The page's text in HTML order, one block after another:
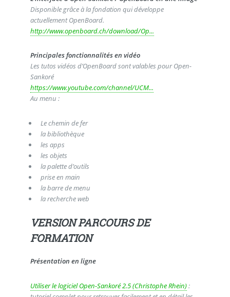
Disponible grâce à la fondation qui développe
actuellement OpenBoard.
http://www.openboard.ch/download/Op...
Principales fonctionnalités en vidéo
Les tutos vidéos d’OpenBoard sont valables pour Open-
Sankoré
https://www.youtube.com/channel/UCM...
Au menu :
Le chemin de fer
la bibliothèque
les apps
les objets
la palette d’outils
prise en main
la barre de menu
la recherche web
VERSION PARCOURS DE
FORMATION
Présentation en ligne
Utiliser le logiciel Open-Sankoré 2.5 (Christophe Rhein):